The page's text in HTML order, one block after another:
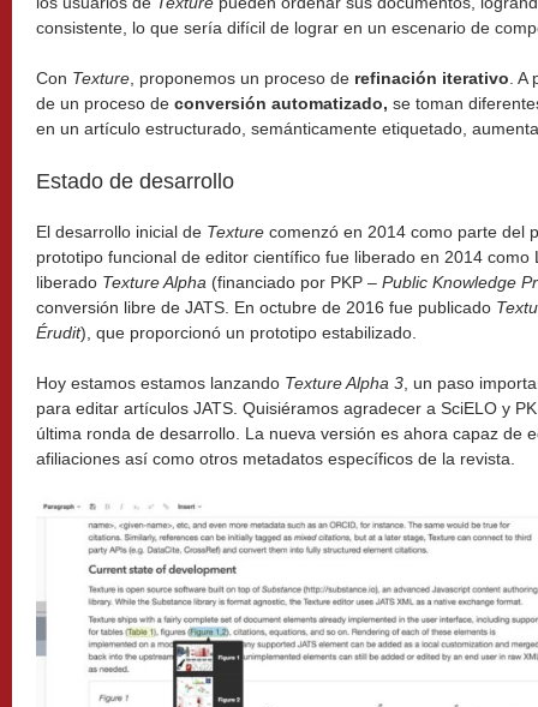
consistente, lo que sería difícil de lograr en un escenario de
Con Texture , proponemos un proceso de refinación iterativo .
de un proceso de conversión automatizado, se toman
en un artículo estructurado, semánticamente etiquetado,
Estado de desarrollo
El desarrollo inicial de Texture comenzó en 2014 como parte del
prototipo funcional de editor científico fue liberado en 2014 como
liberado Texture Alpha (financiado por PKP – Public Knowledge
conversión libre de JATS. En octubre de 2016 fue publicado
Érudit), que proporcionó un prototipo estabilizado.
Hoy estamos estamos lanzando Texture Alpha 3 , un paso
para editar artículos JATS. Quisiéramos agradecer a SciELO y
última ronda de desarrollo. La nueva versión es ahora capaz de
afiliaciones así como otros metadatos específicos de la revista.